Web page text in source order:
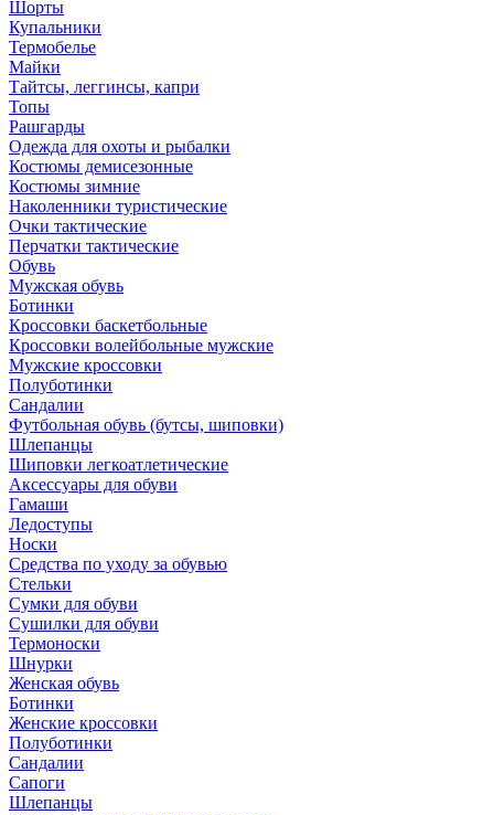
Шорты
Купальники
Термобелье
Майки
Тайтсы, леггинсы, капри
Топы
Рашгарды
Одежда для охоты и рыбалки
Костюмы демисезонные
Костюмы зимние
Наколенники туристические
Очки тактические
Перчатки тактические
Обувь
Мужская обувь
Ботинки
Кроссовки баскетбольные
Кроссовки волейбольные мужские
Мужские кроссовки
Полуботинки
Сандалии
Футбольная обувь (бутсы, шиповки)
Шлепанцы
Шиповки легкоатлетические
Аксессуары для обуви
Гамаши
Ледоступы
Носки
Средства по уходу за обувью
Стельки
Сумки для обуви
Сушилки для обуви
Термоноски
Шнурки
Женская обувь
Ботинки
Женские кроссовки
Полуботинки
Сандалии
Сапоги
Шлепанцы